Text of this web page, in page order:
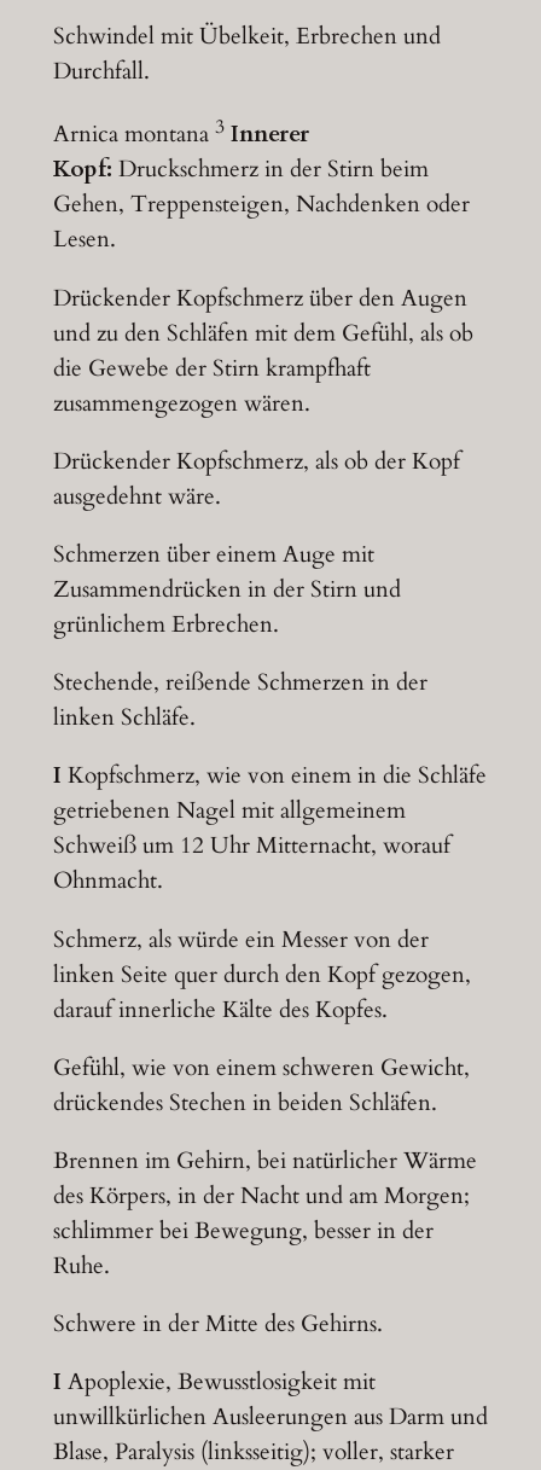
Schwindel mit Übelkeit, Erbrechen und
Durchfall.
Arnica montana 3 Innerer
Kopf: Druckschmerz in der Stirn beim
Gehen, Treppensteigen, Nachdenken oder
Lesen.
Drückender Kopfschmerz über den Augen
und zu den Schläfen mit dem Gefühl, als ob
die Gewebe der Stirn krampfhaft
zusammengezogen wären.
Drückender Kopfschmerz, als ob der Kopf
ausgedehnt wäre.
Schmerzen über einem Auge mit
Zusammendrücken in der Stirn und
grünlichem Erbrechen.
Stechende, reißende Schmerzen in der
linken Schläfe.
I Kopfschmerz, wie von einem in die Schläfe
getriebenen Nagel mit allgemeinem
Schweiß um 12 Uhr Mitternacht, worauf
Ohnmacht.
Schmerz, als würde ein Messer von der
linken Seite quer durch den Kopf gezogen,
darauf innerliche Kälte des Kopfes.
Gefühl, wie von einem schweren Gewicht,
drückendes Stechen in beiden Schläfen.
Brennen im Gehirn, bei natürlicher Wärme
des Körpers, in der Nacht und am Morgen;
schlimmer bei Bewegung, besser in der
Ruhe.
Schwere in der Mitte des Gehirns.
I Apoplexie, Bewusstlosigkeit mit
unwillkürlichen Ausleerungen aus Darm und
Blase, Paralysis (linksseitig); voller, starker